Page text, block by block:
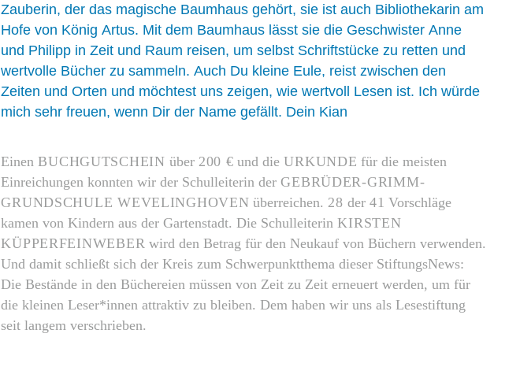
Zauberin, der das magische Baumhaus gehört, sie ist auch Bibliothekarin am
Hofe von König Artus. Mit dem Baumhaus lässt sie die Geschwister Anne
und Philipp in Zeit und Raum reisen, um selbst Schriftstücke zu retten und
wertvolle Bücher zu sammeln. Auch Du kleine Eule, reist zwischen den
Zeiten und Orten und möchtest uns zeigen, wie wertvoll Lesen ist. Ich würde
mich sehr freuen, wenn Dir der Name gefällt. Dein Kian
EinenBUCHGUTSCHEIN über 200 € und dieURKUNDE für die meisten
Einreichungen konnten wir der Schulleiterin derGEBRÜDER-GRIMM-
GRUNDSCHULE WEVELINGHOVEN überreichen. 28 der 41 Vorschläge
kamen von Kindern aus der Gartenstadt. Die SchulleiterinKIRSTEN
KÜPPERFEINWEBER wird den Betrag für den Neukauf von Büchern verwenden.
Und damit schließt sich der Kreis zum Schwerpunktthema dieser StiftungsNews:
Die Bestände in den Büchereien müssen von Zeit zu Zeit erneuert werden, um für
die kleinen Leser*innen attraktiv zu bleiben. Dem haben wir uns als Lesestiftung
seit langem verschrieben.